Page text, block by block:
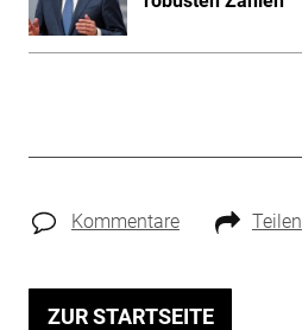
Kommentare Teilen
ZUR STARTSEITE